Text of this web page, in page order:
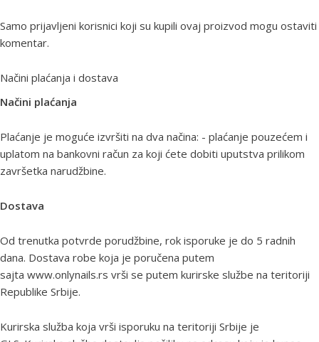
Samo prijavljeni korisnici koji su kupili ovaj proizvod mogu ostaviti
komentar.
Načini plaćanja i dostava
Načini plaćanja
Plaćanje je moguće izvršiti na dva načina: - plaćanje pouzećem i
uplatom na bankovni račun za koji ćete dobiti uputstva prilikom
završetka narudžbine.
Dostava
Od trenutka potvrde porudžbine, rok isporuke je do 5 radnih
dana. Dostava robe koja je poručena putem
sajta www.onlynails.rs vrši se putem kurirske službe na teritoriji
Republike Srbije.
Kurirska služba koja vrši isporuku na teritoriji Srbije je